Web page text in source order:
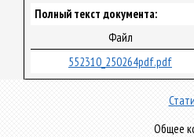
Полный текст документа:
Файл
552310_250264pdf.pdf
Общее